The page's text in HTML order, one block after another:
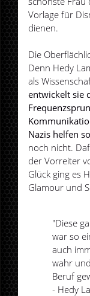
Vorlage für
dienen.
Die
Denn Hedy
als
entwickelt sie
Nazis helfen
noch nicht.
der Vorreiter
Glück ging es
Glamour und
"Diese
war so
auch
wahr
Beruf
- Hedy